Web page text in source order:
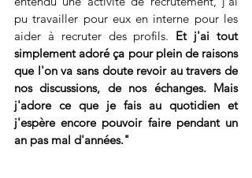
pu travailler pour eux en interne pour les
aider à recruter des profils. Et j'ai tout
simplement adoré ça pour plein de raisons
que l'on va sans doute revoir au travers de
nos discussions, de nos échanges. Mais
j'adore ce que je fais au quotidien et
j'espère encore pouvoir faire pendant un
an pas mal d'années."